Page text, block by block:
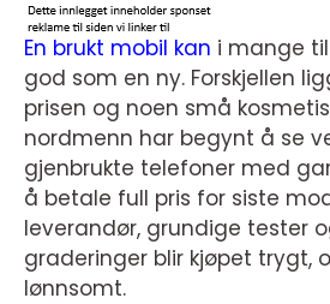
En brukt mobil kan i mange
god som en ny. Forskjellen
prisen og noen små
nordmenn har begynt å se
gjenbrukte telefoner med
å betale full pris for siste
leverandør, grundige tester
graderinger blir kjøpet trygt,
lønnsomt.